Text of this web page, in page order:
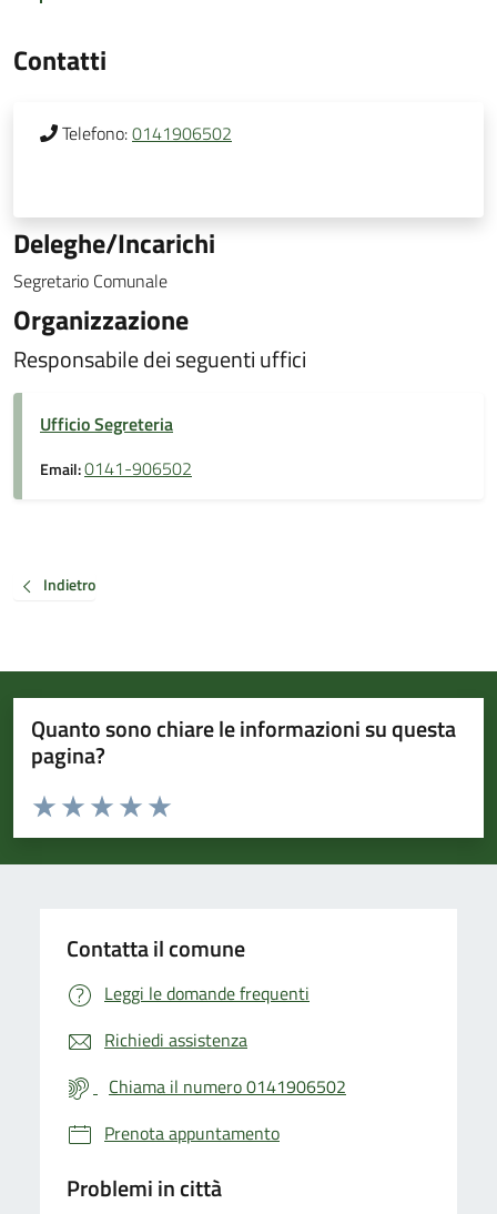
Contatti
Telefono:0141906502
Deleghe/Incarichi
Segretario Comunale
Organizzazione
Responsabile dei seguenti uffici
Ufficio Segreteria
Email:0141-906502
Indietro
Quanto sono chiare le informazioni su questa
pagina?
Valuta da 1 a 5 stelle la pagina
Valuta 5 stelle su 5
Valuta 4 stelle su 5
Valuta 3 stelle su 5
Valuta 2 stelle su 5
Valuta 1 stelle su 5
Contatta il comune
Leggi le domande frequenti
Richiedi assistenza
Chiama il numero 0141906502
Prenota appuntamento
Problemi in città